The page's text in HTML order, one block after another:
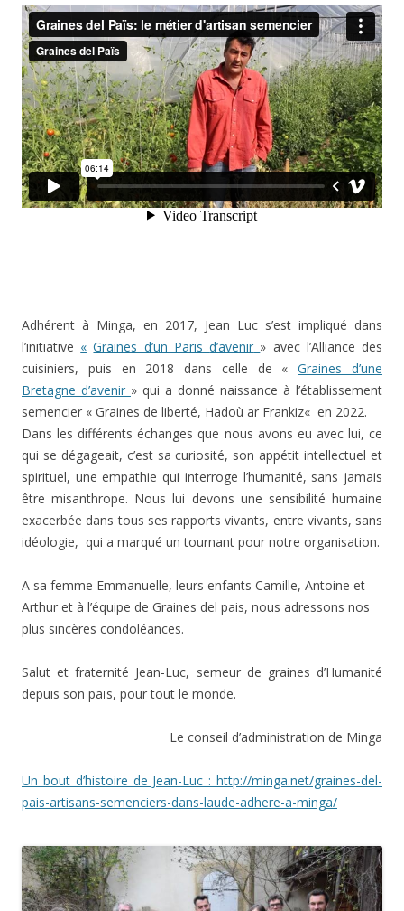
Adhérent à Minga, en 2017, Jean Luc s’est impliqué dans
l’initiative « Graines d’un Parisd’avenir » avec l’Alliance des
cuisiniers, puis en 2018 dans celle de « Graines d’une
Bretagne d’avenir » qui a donné naissance à l’établissement
semencier « Graines de liberté, Hadoù ar Frankiz« en 2022.
Dans les différents échanges que nous avons eu avec lui, ce
qui se dégageait, c’est sacuriosité, son appétit intellectuel et
spirituel, une empathie qui interroge l’humanité, sans jamais
être misanthrope. Nous lui devons une sensibilité humaine
exacerbée danstous ses rapports vivants, entre vivants, sans
idéologie, qui a marqué un tournant pour notre organisation.
A sa femme Emmanuelle, leurs enfants Camille, Antoine et
Arthur et à l’équipe de Graines del pais, nous adressons nos
plus sincères condoléances.
Salut et fraternité Jean-Luc, semeur de graines d’Humanité
depuis son païs, pour tout le monde.
Le conseil d’administration de Minga
Un bout d’histoire de Jean-Luc : http://minga.net/graines-del-
pais-artisans-semenciers-dans-laude-adhere-a-minga/